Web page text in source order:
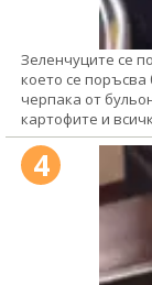
Зеленчуците се
което се поръсва
черпака от
картофите и
4